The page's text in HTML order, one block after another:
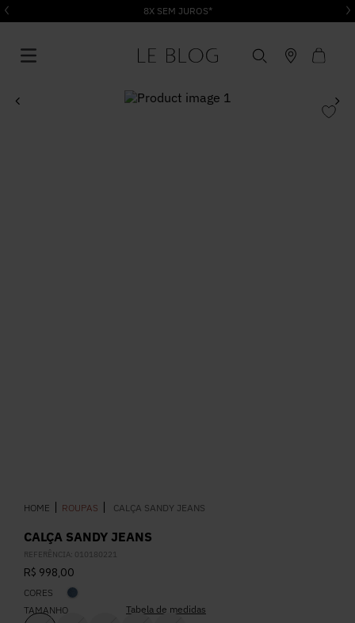
8X SEM JUROS*
ROUPAS CALÇA SANDY JEANS
CALÇA SANDY JEANS
REFERÊNCIA: 010180221
R$ 998,00
CORES
TAMANHO
Tabela de medidas
8 Calça Jeans
9 º Camisa
10º Vestido Branco